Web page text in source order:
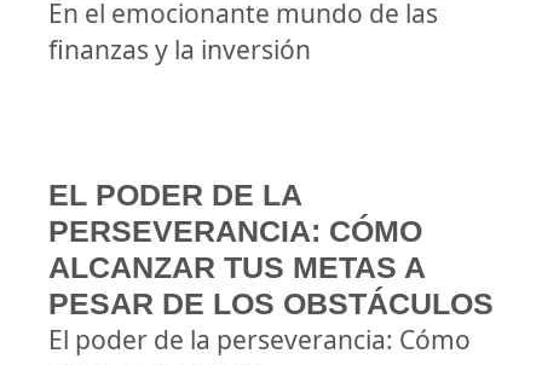
En el emocionante mundo de las
finanzas y la inversión
EL PODER DE LA
PERSEVERANCIA: CÓMO
ALCANZAR TUS METAS A
PESAR DE LOS OBSTÁCULOS
El poder de la perseverancia: Cómo